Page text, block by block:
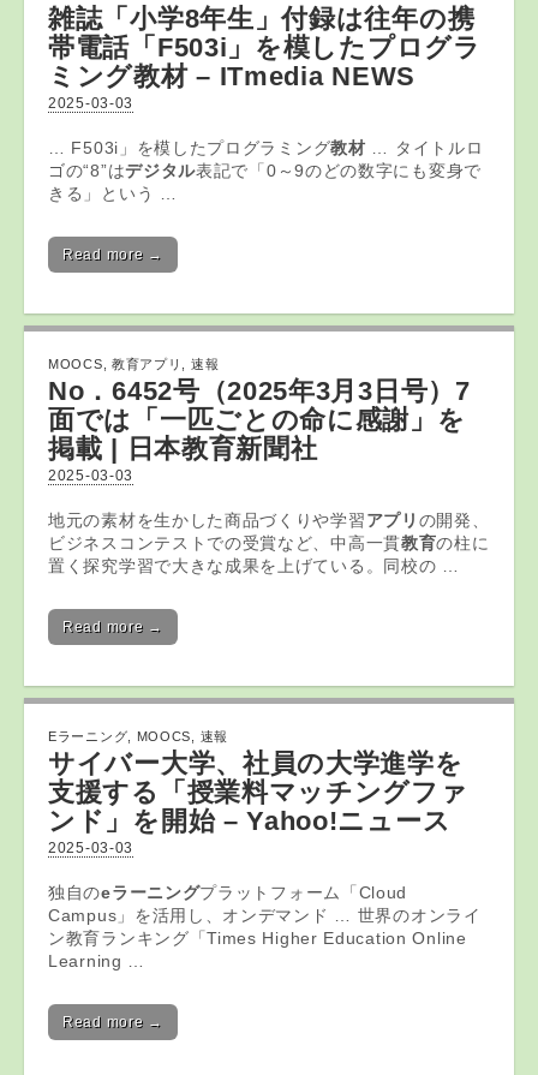
雑誌「小学8年生」付録は往年の携
帯電話「F503i」を模したプログラ
ミング教材– ITmedia NEWS
2025-03-03
… F503i」を模したプログラミング教材 … タイトルロ
ゴの“8”はデジタル表記で「0～9のどの数字にも変身で
きる」という …
Read more →
MOOCS 教育アプリ 速報
No．6452号（2025年3月3日号）7
面では「一匹ごとの命に感謝」を
掲載 | 日本教育新聞社
2025-03-03
地元の素材を生かした商品づくりや学習アプリ の開発、
ビジネスコンテストでの受賞など、中高一貫教育の柱に
置く探究学習で大きな成果を上げている。同校の …
Read more →
Eラーニング MOOCS 速報
サイバー大学、社員の大学進学を
支援する「授業料マッチングファ
ンド」を開始 – Yahoo!ニュース
2025-03-03
独自のeラーニングプラットフォーム「Cloud
Campus」を活用し、オンデマンド … 世界のオンライ
ン教育ランキング「Times Higher Education Online
Learning …
Read more →